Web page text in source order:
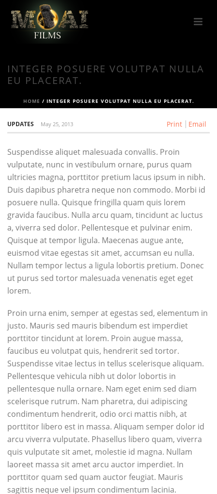
INTEGER POSUERE VOLUTPAT NULLA
EU PLACERAT.
HOME / INTEGER POSUERE VOLUTPAT NULLA EU PLACERAT.
Print Email
UPDATES May 25, 2013
Suspendisse aliquet malesuada convallis. Proin
vulputate, nunc in vestibulum ornare, purus quam
ultricies magna, porttitor pretium lacus ipsum in nibh.
Duis dapibus pharetra neque non commodo. Morbi id
posuere nulla. Quisque fringilla quam quis lorem
gravida faucibus. Nulla arcu quam, tincidunt ac luctus
a, viverra sed dolor. Pellentesque et pulvinar enim.
Quisque at tempor ligula. Maecenas augue ante,
euismod vitae egestas sit amet, accumsan eu nulla.
Nullam tempor lectus a ligula lobortis pretium. Donec
ut purus sed tortor malesuada venenatis eget eget
lorem.
Proin urna enim, semper at egestas sed, elementum in
justo. Mauris sed mauris bibendum est imperdiet
porttitor tincidunt at lorem. Proin augue massa,
faucibus eu volutpat quis, hendrerit sed tortor.
Suspendisse vitae lectus in tellus scelerisque aliquam.
Pellentesque vehicula nibh ut dolor lobortis in
pellentesque nulla ornare. Nam eget enim sed diam
scelerisque rutrum. Nam pharetra, dui adipiscing
condimentum hendrerit, odio orci mattis nibh, at
porttitor libero est in massa. Aliquam semper dolor id
arcu viverra vulputate. Phasellus libero quam, viverra
quis vulputate sit amet, molestie id magna. Nullam
laoreet massa sit amet arcu auctor imperdiet. In
porttitor quam sed quam auctor feugiat. Mauris
sagittis neque vel ipsum condimentum lacinia.